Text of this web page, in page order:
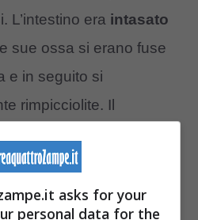
L’intestino era intasato
sue ossa si erano fuse
e in seguito si
rimpicciolite. Il
immediatamente
asks for your
personal data for the